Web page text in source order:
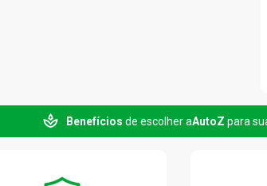
Benefícios de escolher aAutoZ para